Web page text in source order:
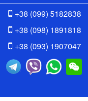
+38 (099) 5182838
+38 (098) 1891818
+38 (093) 1907047